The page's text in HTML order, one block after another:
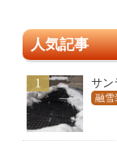
人気記事
1 サン
融雪